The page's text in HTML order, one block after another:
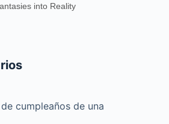
into Reality
cumpleaños de una